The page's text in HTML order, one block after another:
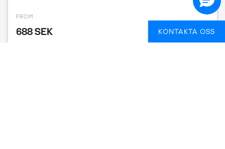
FROM
688 SEK SE DATUM
KONTAKTA OSS